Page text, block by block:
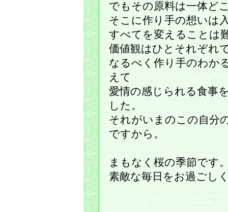
でもその原料は一体ど
そこに作り手の想いは
すべてを変えることは
価値観はひとそれぞれ
なるべく作り手のわか
えて
愛情の感じられる食事
した。
それがいまのこの自分
ですから。
まもなく桜の季節です
素敵な毎日をお過ごし